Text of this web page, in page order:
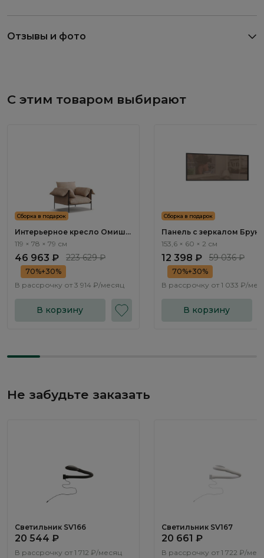
Отзывы и фото
С этим товаром выбирают
Сборка в подарок
Интерьерное кресло Омиш /
Omish ММ104.3
119 × 78 × 79 см
46 963 ₽ 223 629 ₽
70%+30%
В рассрочку от 3 914 ₽/месяц
В корзину
Сборка в подарок
Панель с зеркалом
Bruno BC1051.0
153,6 × 60 × 2 см
12 398 ₽ 59 036 ₽
70%+30%
В рассрочку от 1 033 ₽/
В корзину
Не забудьте заказать
Светильник SV166
20 544 ₽
В рассрочку от 1 712 ₽/месяц
Светильник SV167
20 661 ₽
В рассрочку от 1 722 ₽/